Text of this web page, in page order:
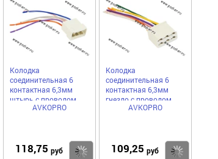
Колодка
соединительная 6
контактная 6,3мм
штырь с проводом
0,75мм AVKOPRO
AVKOPRO
118,75 руб Купить
Колодка
соединительная 6
контактная 6,3мм
гнездо с проводом
0,75мм AVKOPRO
AVKOPRO
109,25 руб